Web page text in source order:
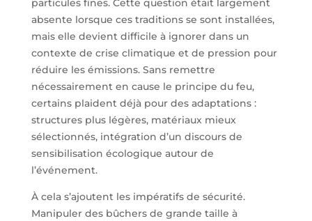
particules fines. Cette question était largement
absente lorsque ces traditions se sont installées,
mais elle devient difficile à ignorer dans un
contexte de crise climatique et de pression pour
réduire les émissions. Sans remettre
nécessairement en cause le principe du feu,
certains plaident déjà pour des adaptations :
structures plus légères, matériaux mieux
sélectionnés, intégration d’un discours de
sensibilisation écologique autour de
l’événement.
À cela s’ajoutent les impératifs de sécurité.
Manipuler des bûchers de grande taille à